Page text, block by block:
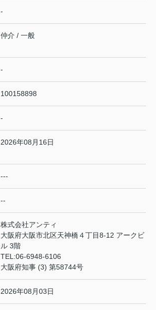
-
仲介 / 一般
-
100158898
-
2026年08月16日
---
--
株式会社アンティ
大阪府大阪市北区天神橋４丁目8-12 アークビ
ル 3階
TEL:06-6948-6106
大阪府知事 (3) 第58744号
2026年08月03日